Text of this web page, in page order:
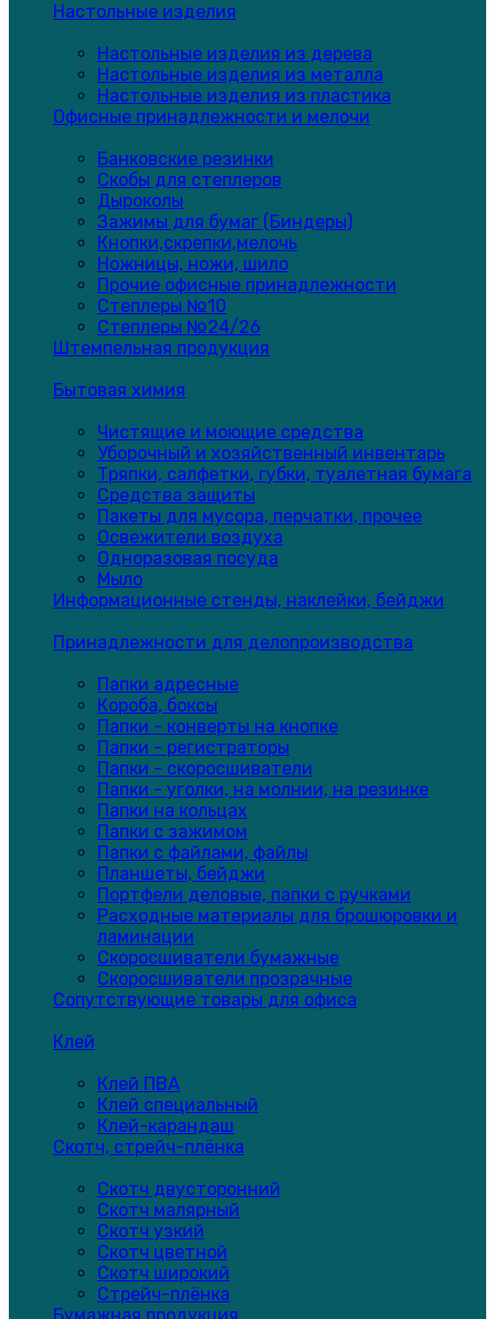
Настольные изделия
Настольные изделия из дерева
Настольные изделия из металла
Настольные изделия из пластика
Офисные принадлежности и мелочи
Банковские резинки
Скобы для степлеров
Дыроколы
Зажимы для бумаг (Биндеры)
Кнопки,скрепки,мелочь
Ножницы, ножи, шило
Прочие офисные принадлежности
Степлеры №10
Степлеры №24/26
Штемпельная продукция
Бытовая химия
Чистящие и моющие средства
Уборочный и хозяйственный инвентарь
Тряпки, салфетки, губки, туалетная бумага
Средства защиты
Пакеты для мусора, перчатки, прочее
Освежители воздуха
Одноразовая посуда
Мыло
Информационные стенды, наклейки, бейджи
Принадлежности для делопроизводства
Папки адресные
Короба, боксы
Папки - конверты на кнопке
Папки - регистраторы
Папки - скоросшиватели
Папки - уголки, на молнии, на резинке
Папки на кольцах
Папки с зажимом
Папки с файлами, файлы
Планшеты, бейджи
Портфели деловые, папки с ручками
Расходные материалы для брошюровки и
ламинации
Скоросшиватели бумажные
Скоросшиватели прозрачные
Сопутствующие товары для офиса
Клей
Клей ПВА
Клей специальный
Клей-карандаш
Скотч, стрейч-плёнка
Скотч двусторонний
Скотч малярный
Скотч узкий
Скотч цветной
Скотч широкий
Стрейч-плёнка